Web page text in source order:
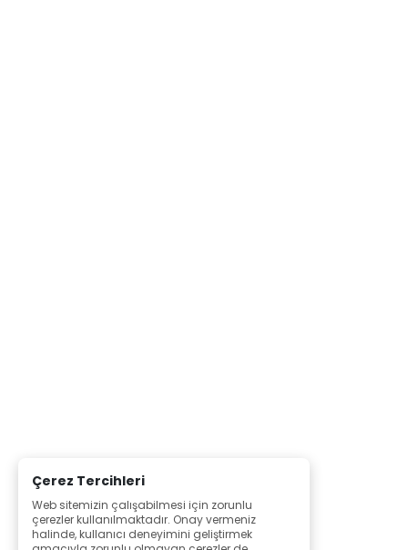
Çerez Tercihleri
Web sitemizin çalışabilmesi için zorunlu
çerezler kullanılmaktadır. Onay vermeniz
halinde, kullanıcı deneyimini geliştirmek